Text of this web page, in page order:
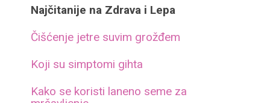
Najčitanije na Zdrava i Lepa
Čišćenje jetre suvim grožđem
Koji su simptomi gihta
Kako se koristi laneno seme za